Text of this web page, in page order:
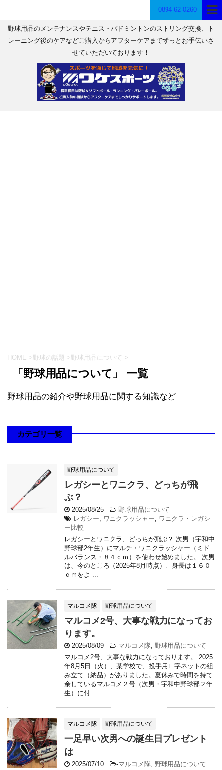
0894-62-0260
野球用品のメンテナンスやテニス・バドミントンのストリング交換、ト
レーニング後のケアなどご購入からアフターケアまでずっとお手伝いさ
せていただいております！
HOME >野球の話題 >野球用品について >
「野球用品について」 一覧
野球用品の紹介や野球用品に関する知識など
カテゴリ一覧
野球用品について
レガシーとワニクラ、どっちが飛
ぶ？
2025/08/25 -野球用品について
レガシー, ワニクラッシャー, ワニクラ・レガシ
ー比較
レガシーとワニクラ、どっちが飛ぶ？ 次男（宇和中
野球部2年生）にマルチ・ワニクラッシャー（ミド
ルバランス・８４ｃｍ）を使わせ始めました。 次男
は、今のところ（2025年8月時点）、身長は１６０
ｃｍをよ ...
マルコメ隊 野球用品について
マルコメ2号、大事な戦力になってお
ります。
2025/08/09 -マルコメ隊, 野球用品について
マルコメ2号、大事な戦力になっております。 2025
年8月5日（火）、某学校で、投手用Ｌ字ネットの組
み立て（納品）がありました。夏休みで時間を持て
余しているマルコメ２号（次男・宇和中野球部２年
生）に付 ...
マルコメ隊 野球用品について
一足早い次男への誕生日プレゼント
は
2025/07/10 -マルコメ隊, 野球用品について